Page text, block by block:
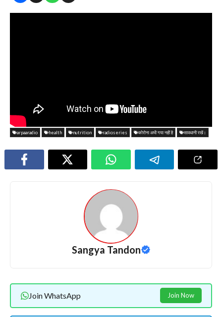
arpaaradio health nutrition radioseries कोरोना अभी गया नहीं है सावधानी रखें।
Sangya Tandon
Join WhatsApp Join Now